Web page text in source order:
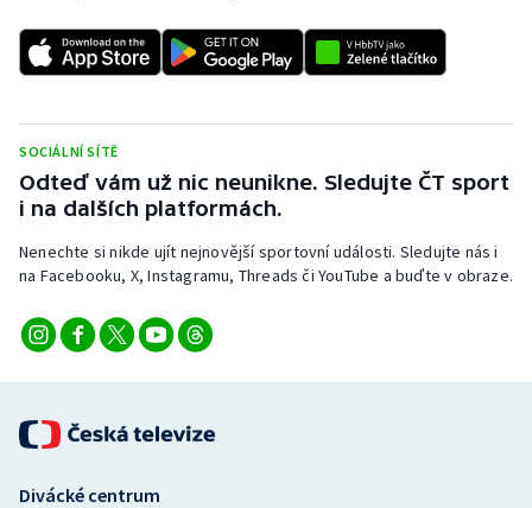
SOCIÁLNÍ SÍTĚ
Odteď vám už nic neunikne. Sledujte ČT sport
i na dalších platformách.
Nenechte si nikde ujít nejnovější sportovní události. Sledujte nás i
na Facebooku, X, Instagramu, Threads či YouTube a buďte v obraze.
Divácké centrum